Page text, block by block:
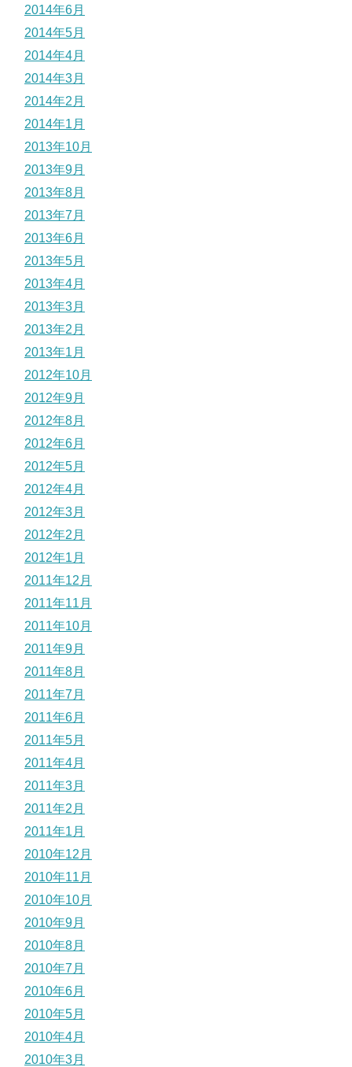
2014年6月
2014年5月
2014年4月
2014年3月
2014年2月
2014年1月
2013年10月
2013年9月
2013年8月
2013年7月
2013年6月
2013年5月
2013年4月
2013年3月
2013年2月
2013年1月
2012年10月
2012年9月
2012年8月
2012年6月
2012年5月
2012年4月
2012年3月
2012年2月
2012年1月
2011年12月
2011年11月
2011年10月
2011年9月
2011年8月
2011年7月
2011年6月
2011年5月
2011年4月
2011年3月
2011年2月
2011年1月
2010年12月
2010年11月
2010年10月
2010年9月
2010年8月
2010年7月
2010年6月
2010年5月
2010年4月
2010年3月